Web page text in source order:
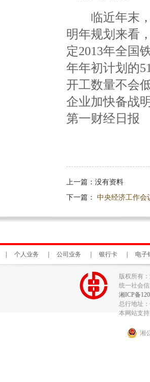
临近年末，
明年规划来看
定2013年全国
年年初计划的
开工数量不会
企业加快备战
第一财经日报
上一篇： 没有资料
下一篇： 中央经济工作会
个人业务 公司业务 银行卡 电子
版权所有
统一社会信
湘ICP备
总行地址
本网站支
湘